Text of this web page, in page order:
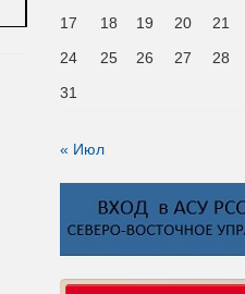
17
18 19 20 21
24
25 26 27 28
31
« Июл